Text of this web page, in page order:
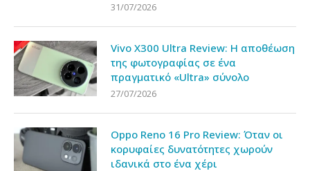
31/07/2026
Vivo X300 Ultra Review: Η αποθέωση
της φωτογραφίας σε ένα
πραγματικό «Ultra» σύνολο
27/07/2026
Oppo Reno 16 Pro Review: Όταν οι
κορυφαίες δυνατότητες χωρούν
ιδανικά στο ένα χέρι